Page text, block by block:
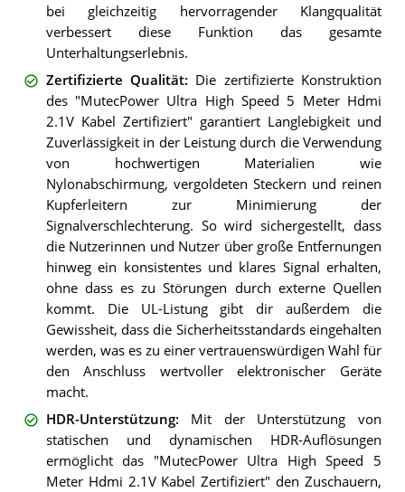
bei gleichzeitig hervorragender Klangqualität
verbessert diese Funktion das gesamte
Unterhaltungserlebnis.
Zertifizierte Qualität: Die zertifizierte Konstruktion
des "MutecPower Ultra High Speed 5 Meter Hdmi
2.1V Kabel Zertifiziert" garantiert Langlebigkeit und
Zuverlässigkeit in der Leistung durch die Verwendung
von hochwertigen Materialien wie
Nylonabschirmung, vergoldeten Steckern und reinen
Kupferleitern zur Minimierung der
Signalverschlechterung. So wird sichergestellt, dass
die Nutzerinnen und Nutzer über große Entfernungen
hinweg ein konsistentes und klares Signal erhalten,
ohne dass es zu Störungen durch externe Quellen
kommt. Die UL-Listung gibt dir außerdem die
Gewissheit, dass die Sicherheitsstandards eingehalten
werden, was es zu einer vertrauenswürdigen Wahl für
den Anschluss wertvoller elektronischer Geräte
macht.
HDR-Unterstützung: Mit der Unterstützung von
statischen und dynamischen HDR-Auflösungen
ermöglicht das "MutecPower Ultra High Speed 5
Meter Hdmi 2.1V Kabel Zertifiziert" den Zuschauern,